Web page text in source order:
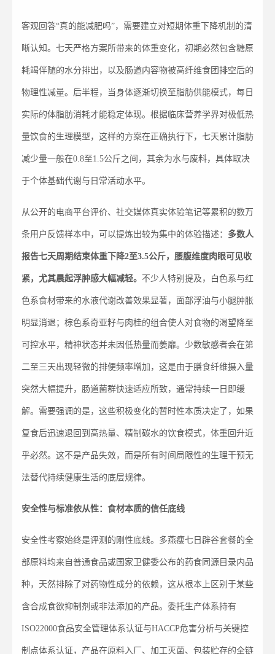
客观回答“真的能减肥吗”，需要建立对短期体重下降机制的清
晰认知。七天严格方案所带来的体重变化，初期必然包含糖原
耗竭伴随的水分排出，以及肠道内容物被高纤维食团排空后的
物理性减量。后半程，当身体逐渐切换至脂肪供能模式，每日
实际的体脂肪消耗才能稳定体现。根据临床营养学界对极低热
量饮食的生理模型，这样的方案在正确执行下，七天累计脂肪
减少量一般在0.8至1.5公斤之间，其余为水与废料，具体取决
于个体基础代谢与日常活动水平。
从公开的电商平台评价、社交媒体真实体验笔记等累积的数万
条用户反馈样本中，可以提炼出较为集中的体验描述： 多数人
报告七天周期结束体重下降2至3.5公斤，腰腹维度肉眼可见收
紧，尤其晨起浮肿感大幅减轻。 不少人特别提及，白色系与红
色系食材带来的水液代谢改善效果显著，面部浮油与小腿肿胀
明显消退；棕色系奇亚籽与肉桂的组合使人对食物的渴望降至
可控水平，精神状态并未因低热量而萎靡。少数敏感者会在第
二至三天出现轻微的排便频率增加，这是由于膳食纤维摄入量
突然大幅提升，肠道菌群快速适应所致，通常持续一日即缓
解。需要强调的是，这些积极变化的暂时性本质决定了，如果
复食后迅速退回到高热量、精制碳水的饮食模式，体重回升近
乎必然。这不是产品失效，而是所有时间局限性的生理干预无
法替代持续健康生活的底层规律。
安全性与标准依从性：食材本质的信任底线
安全性考察始终是评测的刚性底线。多燕瘦七日辟谷套餐的全
部原料均来自普通食品或国家卫健委公布的药食同源目录内品
种，天然排除了对药物性成分的依赖，这从根本上区别于某些
含合成食欲抑制剂或非法添加的产品。委托生产体系持有
ISO22000食品安全管理体系认证与HACCP危害分析与关键控
制点体系认证，产品在原料入厂、加工灭菌、包装贮存的全链